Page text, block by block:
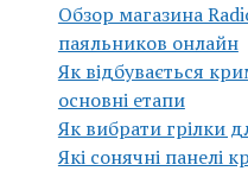
Обзор магазина
паяльников онлайн
Як відбувається
основні етапи
Як вибрати грілки
Які сонячні панелі